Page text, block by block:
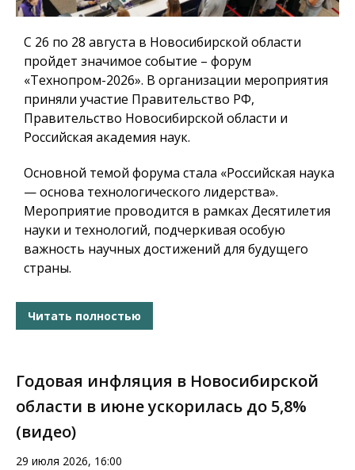
С 26 по 28 августа в Новосибирской области
пройдет значимое событие – форум
«Технопром-2026». В организации мероприятия
приняли участие Правительство РФ,
Правительство Новосибирской области и
Российская академия наук.
Основной темой форума стала «Российская наука
— основа технологического лидерства».
Мероприятие проводится в рамках Десятилетия
науки и технологий, подчеркивая особую
важность научных достижений для будущего
страны.
Читать полностью
Годовая инфляция в Новосибирской
области в июне ускорилась до 5,8%
(видео)
29 июля 2026, 16:00